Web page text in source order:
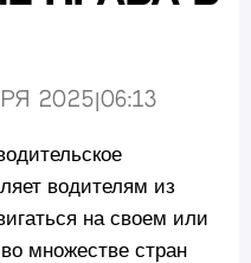
2025 06:13
водителям из
на своем или
множестве стран